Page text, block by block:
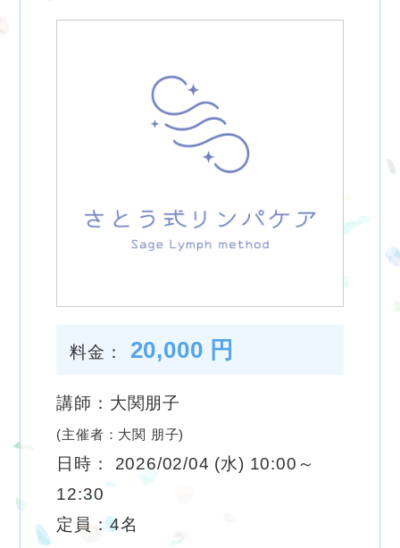
料金： 20,000 円
講師：大関朋子
(主催者：大関 朋子)
日時： 2026/02/04 (水) 10:00～
12:30
定員：4名